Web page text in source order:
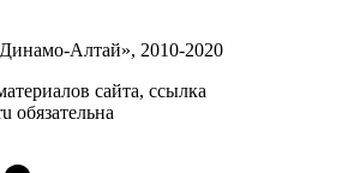
Алтай», 2010-2020
сайта, ссылка
обязательна